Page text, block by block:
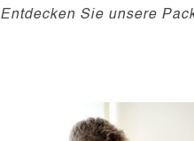
Entdecken Sie unsere